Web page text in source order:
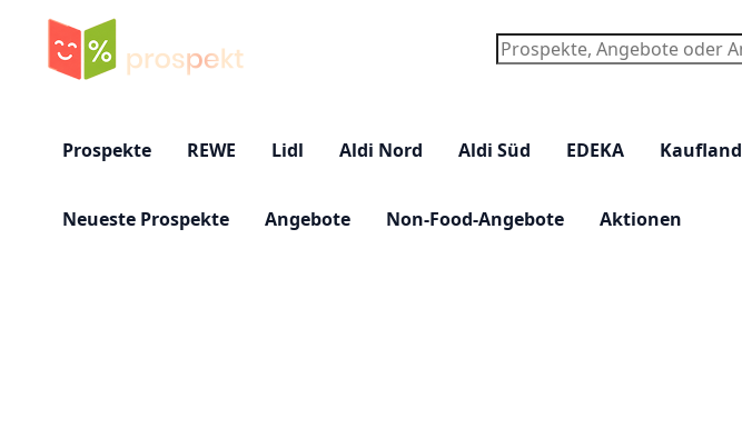
Suchen
Prospekte REWE Lidl Aldi Nord Aldi Süd EDEKA Kaufland
Neueste Prospekte Angebote Non-Food-Angebote Aktionen